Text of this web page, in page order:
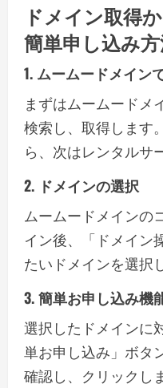
ドメイン取得
簡単申し込み
1. ムームードメイン
まずはムームードメ
検索し、取得します
ら、次はレンタルサ
2. ドメインの選択
ムームードメインの
イン後、「ドメイン
たいドメインを選択
3. 簡単お申し込み機
選択したドメインに
単お申し込み」ボタ
確認し、クリックし